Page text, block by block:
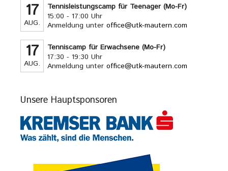
17
AUG.
Tennisleistungscamp für Teenager (Mo-Fr)
15:00 - 17:00 Uhr
Anmeldung unteroffice@utk-mautern.com
17
AUG.
Tenniscamp für Erwachsene (Mo-Fr)
17:30 - 19:30 Uhr
Anmeldung unteroffice@utk-mautern.com
Unsere Hauptsponsoren